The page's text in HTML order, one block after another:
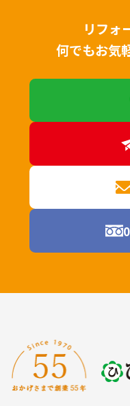
リフォ
何でもお気